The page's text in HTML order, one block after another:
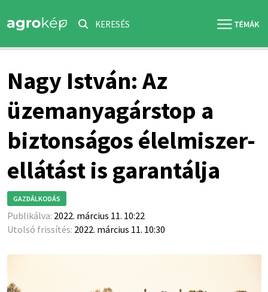
KERESÉS
Nagy István: Az
üzemanyagárstop a
biztonságos élelmiszer-
ellátást is garantálja
GAZDÁLKODÁS
Publikálva: 2022. március 11. 10:22
Utolsó frissítés: 2022. március 11. 10:30